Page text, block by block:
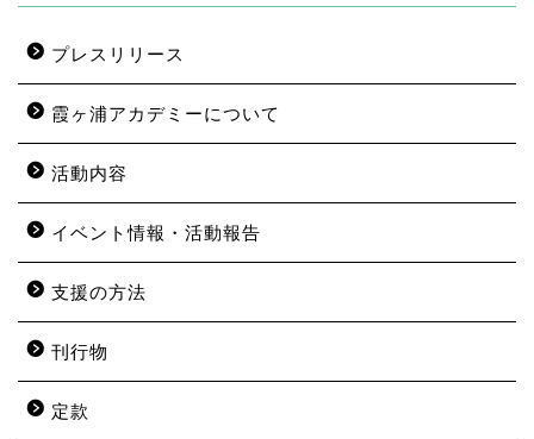
プレスリリース
霞ヶ浦アカデミーについて
活動内容
イベント情報・活動報告
支援の方法
刊行物
定款